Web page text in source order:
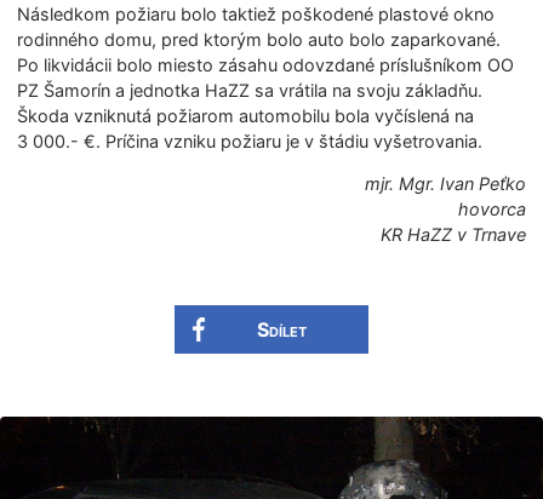
Následkom požiaru bolo taktiež poškodené plastové okno
rodinného domu, pred ktorým bolo auto bolo zaparkované.
Po likvidácii bolo miesto zásahu odovzdané príslušníkom OO
PZ Šamorín a jednotka HaZZ sa vrátila na svoju základňu.
Škoda vzniknutá požiarom automobilu bola vyčíslená na
3 000.- €. Príčina vzniku požiaru je v štádiu vyšetrovania.
mjr. Mgr. Ivan Peťko
hovorca
KR HaZZ v Trnave
Sdílet